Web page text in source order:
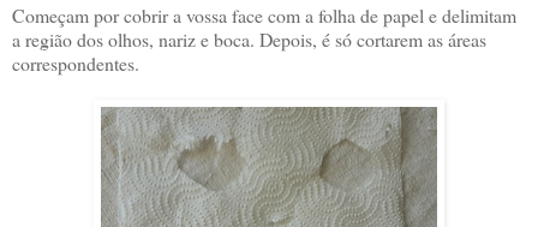
Começam por cobrir a vossa face com a folha de papel e delimitam
a região dos olhos, nariz e boca. Depois, é só cortarem as áreas
correspondentes.